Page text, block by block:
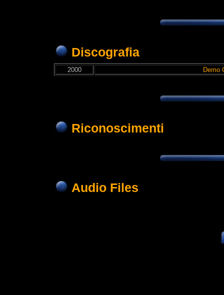
Discografia
2000 Demo
Riconoscimenti
Audio Files